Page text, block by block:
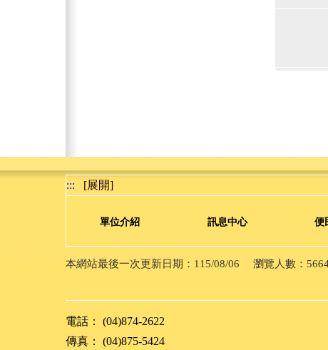
::: [展開]
單位介紹 訊息中心 便
本網站最後一次更新日期：115/08/06 瀏覽人數：
電話： (04)874-2622
傳真： (04)875-5424